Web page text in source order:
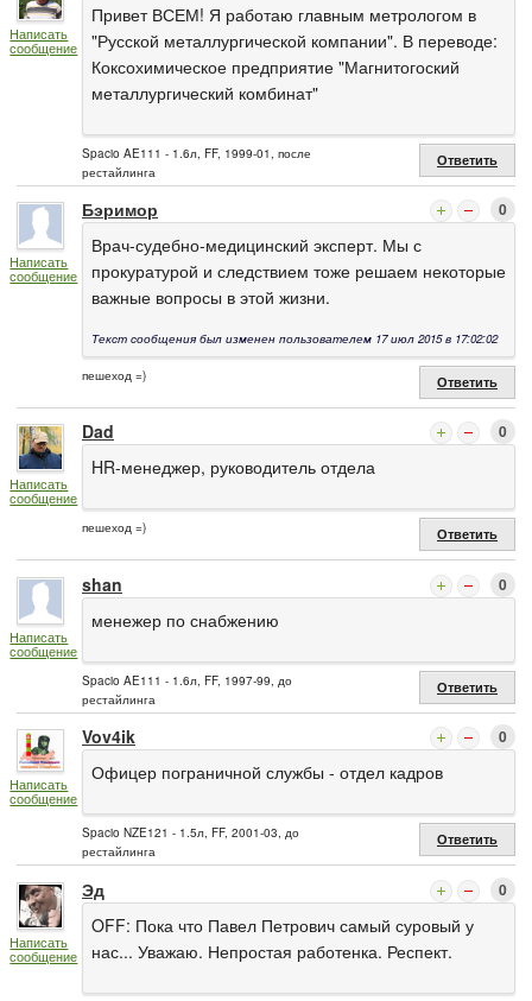
Написать
сообщение
Привет ВСЕМ! Я работаю главным метрологом в
"Русской металлургической компании". В переводе:
Коксохимическое предприятие "Магнитогоский
металлургический комбинат"
Spacio AE111 - 1.6л, FF, 1999-01, после
рестайлинга
Ответить
Написать
сообщение
Бэримор 0
Врач-судебно-медицинский эксперт. Мы с
прокуратурой и следствием тоже решаем некоторые
важные вопросы в этой жизни.
Текст сообщения был изменен пользователем 17 июл 2015 в 17:02:02
пешеход =) Ответить
Написать
сообщение
Dad 0
HR-менеджер, руководитель отдела
пешеход =) Ответить
Написать
сообщение
shan 0
менежер по снабжению
Spacio AE111 - 1.6л, FF, 1997-99, до
рестайлинга
Ответить
Написать
сообщение
Vov4ik 0
Офицер пограничной службы - отдел кадров
Spacio NZE121 - 1.5л, FF, 2001-03, до
рестайлинга
Ответить
Написать
сообщение
Эд 0
OFF: Пока что Павел Петрович самый суровый у
нас... Уважаю. Непростая работенка. Респект.